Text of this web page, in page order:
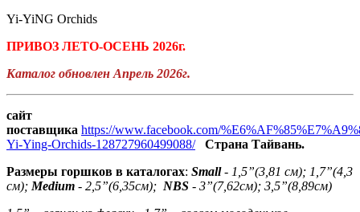
Yi-YiNG Orchids
ПРИВОЗ ЛЕТО-ОСЕНЬ 2026г.
Каталог обновлен Апрель 2026г.
сайт
поставщика https://www.facebook.com/
Yi-Ying-Orchids-128727960499088/
Страна Тайвань.
Размеры горшков в каталогах: Small- 1,5”(3,81 см); 1,7”(4,3
см);Medium - 2,5”(6,35см); NBS - 3”(7,62см); 3,5”(8,89см)